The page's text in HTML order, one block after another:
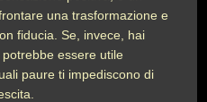
una trasformazione e
fiducia. Se, invece, hai
essere utile
paure ti impediscono di